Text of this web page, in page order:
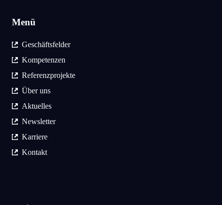
Menü
Geschäftsfelder
Kompetenzen
Referenzprojekte
Über uns
Aktuelles
Newsletter
Karriere
Kontakt